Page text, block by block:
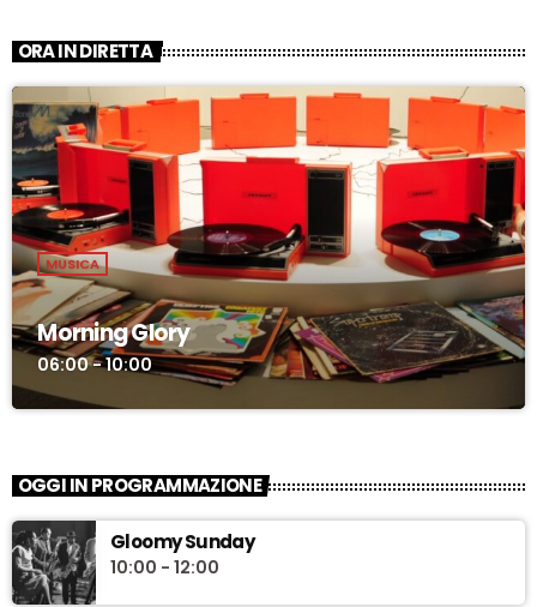
ORA IN DIRETTA
MUSICA
Morning Glory
06:00 - 10:00
OGGI IN PROGRAMMAZIONE
Gloomy Sunday
10:00 - 12:00